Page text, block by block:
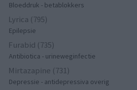
Bloeddruk - betablokkers
Lyrica (795)
Epilepsie
Furabid (735)
Antibiotica - urineweginfectie
Mirtazapine (731)
Depressie - antidepressiva overig